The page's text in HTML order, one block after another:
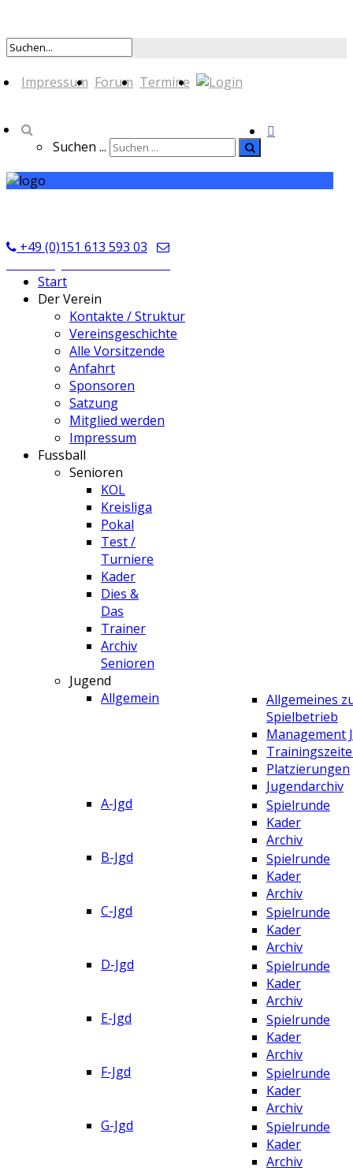
Impressum Forum Termine
Suchen ...
+49 (0)151 613 593 03
Start
Der Verein
Kontakte / Struktur
Vereinsgeschichte
Alle Vorsitzende
Anfahrt
Sponsoren
Satzung
Mitglied werden
Impressum
Fussball
Senioren
KOL
Kreisliga
Pokal
Test /
Turniere
Kader
Dies &
Das
Trainer
Archiv
Senioren
Jugend
Allgemein
Allgemeines
Spielbetrieb
Management
Platzierungen
Jugendarchiv
A-Jgd
Spielrunde
Kader
Archiv
B-Jgd
Spielrunde
Kader
Archiv
C-Jgd
Spielrunde
Kader
Archiv
D-Jgd
Spielrunde
Kader
Archiv
E-Jgd
Spielrunde
Kader
Archiv
F-Jgd
Spielrunde
Kader
Archiv
G-Jgd
Spielrunde
Kader
Archiv